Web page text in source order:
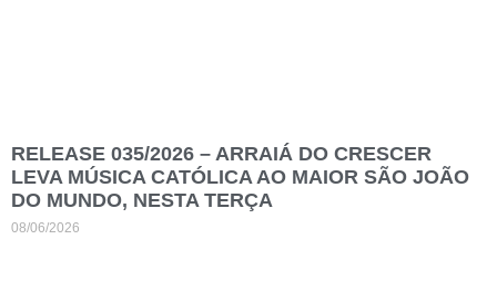
RELEASE 035/2026 – ARRAIÁ DO CRESCER
LEVA MÚSICA CATÓLICA AO MAIOR SÃO JOÃO
DO MUNDO, NESTA TERÇA
08/06/2026